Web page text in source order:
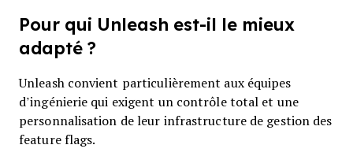
Pour qui Unleash est-il le mieux
adapté ?
Unleash convient particulièrement aux équipes
d’ingénierie qui exigent un contrôle total et une
personnalisation de leur infrastructure de gestion des
feature flags.